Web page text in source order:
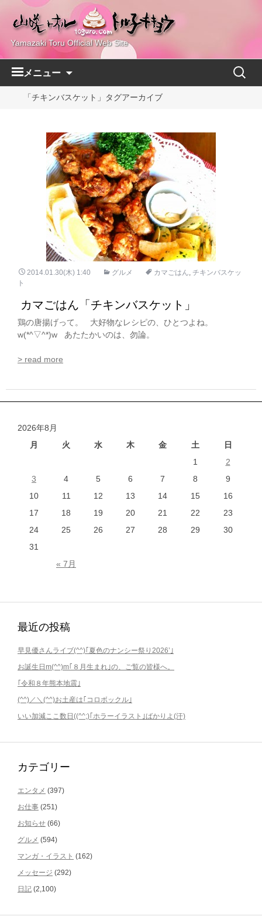
Yamazaki Toru Official Web Site
メニュー
テ
へ
ス
キ
ッ
プ
検
「チキンバスケット」タグアーカイブ
2014.01.30(木) 1:40 グルメ カマごはん, チキンバスケッ
ト
カマごはん「チキンバスケット」
鶏の唐揚げって。 大好物なレシピの、ひとつよね。
w(*^▽^*)w あたたかいのは、勿論。
> read more
2026年8月
月
火 水 木 金 土 日
« 7月
1
2
3
4 5 6 7 8
9
10
11 12 13 14 15
16
17
18 19 20 21 22
23
24
25 26 27 28 29
30
31
最近の投稿
早見優さんライブ(^^)｢夏色のナンシー祭り2026’｣
お誕生日m(^^)m｢８月生まれ｣の、ご覧の皆様へ。
｢令和８年熊本地震｣
(^^)／＼(^^)お土産は｢コロボックル｣
いい加減ここ数日((^^;)｢ホラーイラスト｣ばかりよ(汗)
カテゴリー
エンタメ (397)
お仕事 (251)
お知らせ (66)
グルメ (594)
マンガ・イラスト (162)
メッセージ (292)
日記 (2,100)